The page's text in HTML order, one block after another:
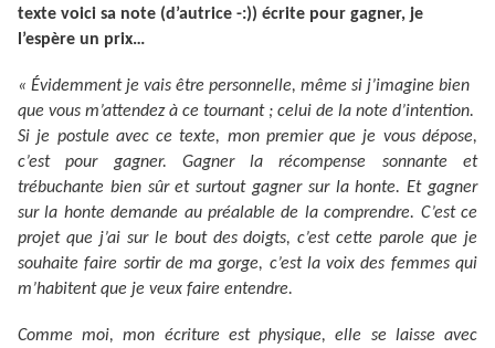
texte voici sa note (d’autrice -:)) écrite pour gagner, je
l’espère un prix…
« Évidemment je vais être personnelle, même si j’imagine bien
que vous m’attendez à ce tournant ; celui de la note d’intention.
Si je postule avec ce texte, mon premier que je vous dépose,
c’est pour gagner. Gagner la récompense sonnante et
trébuchante bien sûr et surtout gagner sur la honte. Et gagner
sur la honte demande au préalable de la comprendre. C’est ce
projet que j’ai sur le bout des doigts, c’est cette parole que je
souhaite faire sortir de ma gorge, c’est la voix des femmes qui
m’habitent que je veux faire entendre.
Comme moi, mon écriture est physique, elle se laisse avec